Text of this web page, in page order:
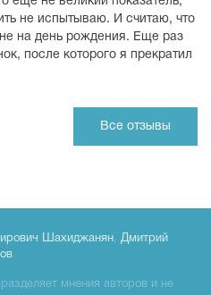
не испытываю. И считаю, что
на день рождения. Еще раз
после которого я прекратил
Все отзывы
Шахиджанян, Дмитрий
мнения авторов и не